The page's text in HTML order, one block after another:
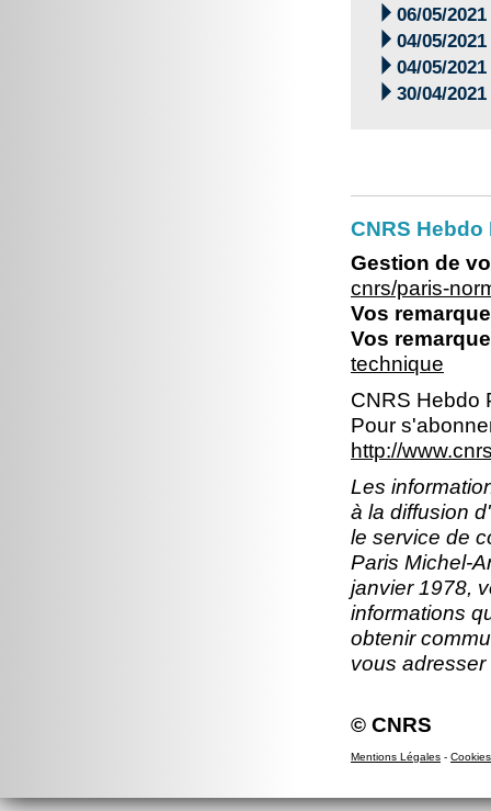
 06/05/2021
 04/05/2021
 04/05/2021
 30/04/2021
CNRS
Gestion de
cnrs/paris-
Vos
Vos
technique
CNRS Hebdo
Pour
http://
Les
à la diffusion
le service de
Paris Michel-
janvier 1978,
informations
obtenir
vous
© CNRS
Mentions Légales - Cookies